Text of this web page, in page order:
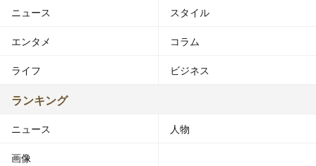
ニュース スタイル
エンタメ コラム
ライフ ビジネス
ランキング
ニュース 人物
画像